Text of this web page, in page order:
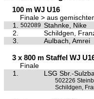
100 m WJ U16
Finale > aus
1.
502089 Stahnke, Nike
2.
Schildgen,
3.
Aulbach, Amrei
3 x 800 m Staffel WJ
Finale
1.
LSG Sbr.-
502226
Schildgen,